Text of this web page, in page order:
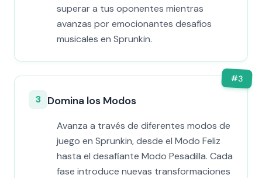
superar a tus oponentes mientras
avanzas por emocionantes desafíos
musicales en Sprunkin.
#3
3 Domina los Modos
Avanza a través de diferentes modos de
juego en Sprunkin, desde el Modo Feliz
hasta el desafiante Modo Pesadilla. Cada
fase introduce nuevas transformaciones